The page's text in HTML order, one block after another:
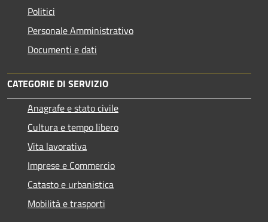
Politici
Personale Amministrativo
Documenti e dati
CATEGORIE DI SERVIZIO
Anagrafe e stato civile
Cultura e tempo libero
Vita lavorativa
Imprese e Commercio
Catasto e urbanistica
Mobilità e trasporti